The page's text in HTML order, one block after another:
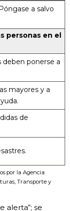
a salvo
personas en el
deben ponerse a
mayores y a
de
por la Agencia
Transporte y
alerta”; se